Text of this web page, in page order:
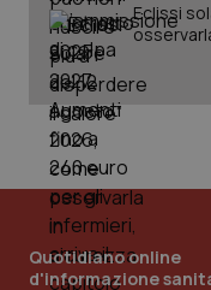
Eclissi
Quotidiano online
d'informazione
PHPSESSID